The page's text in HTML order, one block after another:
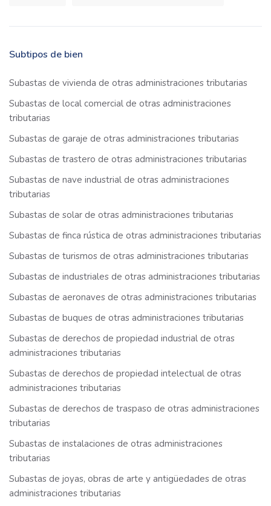
Subtipos de bien
Subastas de vivienda de otras administraciones tributarias
Subastas de local comercial de otras administraciones
tributarias
Subastas de garaje de otras administraciones tributarias
Subastas de trastero de otras administraciones tributarias
Subastas de nave industrial de otras administraciones
tributarias
Subastas de solar de otras administraciones tributarias
Subastas de finca rústica de otras administraciones tributarias
Subastas de turismos de otras administraciones tributarias
Subastas de industriales de otras administraciones tributarias
Subastas de aeronaves de otras administraciones tributarias
Subastas de buques de otras administraciones tributarias
Subastas de derechos de propiedad industrial de otras
administraciones tributarias
Subastas de derechos de propiedad intelectual de otras
administraciones tributarias
Subastas de derechos de traspaso de otras administraciones
tributarias
Subastas de instalaciones de otras administraciones
tributarias
Subastas de joyas, obras de arte y antigüedades de otras
administraciones tributarias